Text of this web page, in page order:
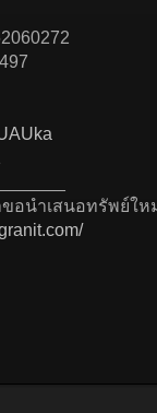
ขอนำเสนอทรัพย์ใ